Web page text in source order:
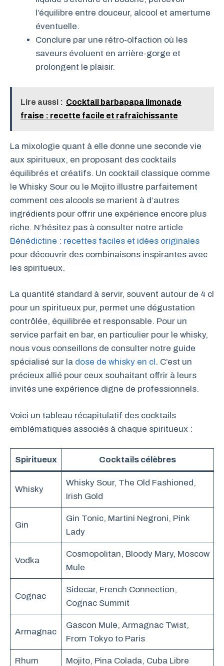
l’équilibre entre douceur, alcool et amertume
éventuelle.
Conclure par une rétro-olfaction où les
saveurs évoluent en arrière-gorge et
prolongent le plaisir.
Lire aussi : Cocktail barbapapa limonade
fraise : recette facile et rafraîchissante
La mixologie quant à elle donne une seconde vie
aux spiritueux, en proposant des cocktails
équilibrés et créatifs. Un cocktail classique comme
le Whisky Sour ou le Mojito illustre parfaitement
comment ces alcools se marient à d’autres
ingrédients pour offrir une expérience encore plus
riche. N’hésitez pas à consulter notre article
Bénédictine : recettes faciles et idées originales
pour découvrir des combinaisons inspirantes avec
les spiritueux.
La quantité standard à servir, souvent autour de 4 cl
pour un spiritueux pur, permet une dégustation
contrôlée, équilibrée et responsable. Pour un
service parfait en bar, en particulier pour le whisky,
nous vous conseillons de consulter notre guide
spécialisé sur la dose de whisky en cl. C’est un
précieux allié pour ceux souhaitant offrir à leurs
invités une expérience digne de professionnels.
Voici un tableau récapitulatif des cocktails
emblématiques associés à chaque spiritueux :
Spiritueux Cocktails célèbres
Whisky
Whisky Sour, The Old Fashioned,
Irish Gold
Gin
Gin Tonic, Martini Negroni, Pink
Lady
Vodka
Cosmopolitan, Bloody Mary, Moscow
Mule
Cognac
Sidecar, French Connection,
Cognac Summit
Armagnac
Gascon Mule, Armagnac Twist,
From Tokyo to Paris
Rhum Mojito, Pina Colada, Cuba Libre